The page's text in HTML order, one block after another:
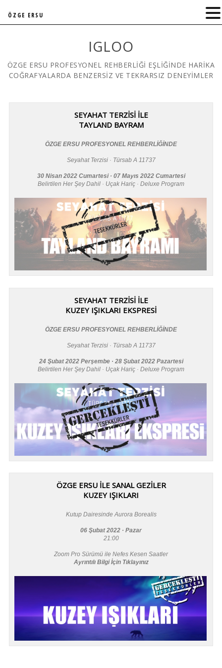
IGLOO
ÖZGE ERSU PROFESYONEL REHBERLİĞİ EŞLİĞİNDE HARİKA
COĞRAFYALARDA BENZERSİZ VE TEKRARSIZ DENEYİMLER
SEYAHAT TERZİSİ İLE
TAYLAND BAYRAM
ÖZGE ERSU PROFESYONEL REHBERLİĞİNDE
Seyahat Terzisi · Türsab A 11737
30 Nisan 2022 Cumartesi · 07 Mayıs 2022 Cumartesi
Belirtilen Her Şey Dahil · Uçak Hariç · Deluxe Program
SEYAHAT TERZİSİ İLE
KUZEY IŞIKLARI EKSPRESİ
ÖZGE ERSU PROFESYONEL REHBERLİĞİNDE
Seyahat Terzisi · Türsab A 11737
24 Şubat 2022 Perşembe · 28 Şubat 2022 Pazartesi
Belirtilen Her Şey Dahil · Uçak Hariç · Deluxe Program
ÖZGE ERSU İLE SANAL GEZİLER
KUZEY IŞIKLARI
Kutup Dairesinde Aurora Borealis
06 Şubat 2022 · Pazar
21:00
Zoom Pro Sürümü ile Nefes Kesen Saatler
Ayrıntılı Bilgi İçin Tıklayınız
ÖZGE ERSU